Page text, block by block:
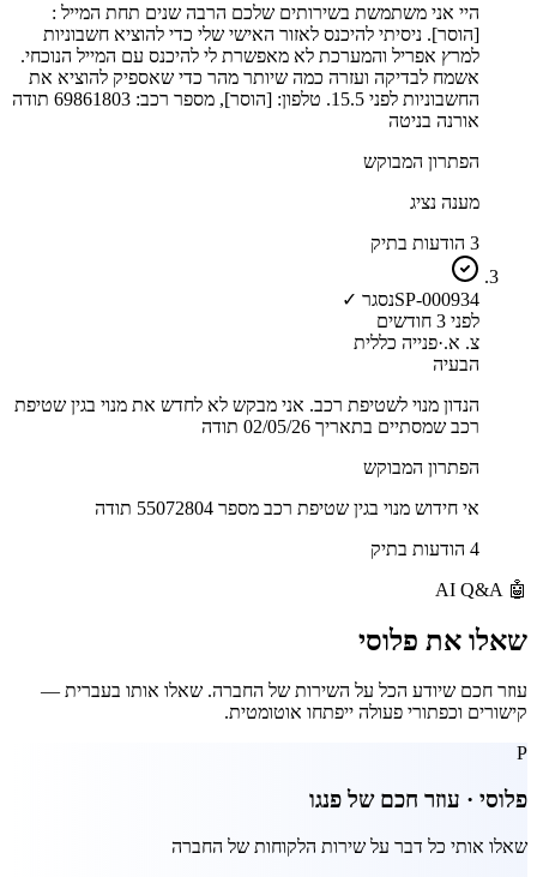
היי אני משתמשת בשירותים שלכם הרבה שנים תחת המייל :
[הוסר]. ניסיתי להיכנס לאזור האישי שלי כדי להוציא חשבוניות
למרץ אפריל והמערכת לא מאפשרת לי להיכנס עם המייל הנוכחי.
אשמח לבדיקה ועזרה כמה שיותר מהר כדי שאספיק להוציא את
החשבוניות לפני 15.5. טלפון: [הוסר], מספר רכב: 69861803 תודה
אורנה בניטה
הפתרון המבוקש
מענה נציג
3 הודעות בתיק
SP-000934נסגר ✓
לפני 3 חודשים
צ. א.·פנייה כללית
הבעיה
הנדון מנוי לשטיפת רכב. אני מבקש לא לחדש את מנוי בגין שטיפת
רכב שמסתיים בתאריך 02/05/26 תודה
הפתרון המבוקש
אי חידוש מנוי בגין שטיפת רכב מספר 55072804 תודה
4 הודעות בתיק
🤖
AI Q&A
שאלו את פלוסי
עוזר חכם שיודע הכל על השירות של החברה. שאלו אותו בעברית —
קישורים וכפתורי פעולה ייפתחו אוטומטית.
P
פלוסי · עוזר חכם של פנגו
שאלו אותי כל דבר על שירות הלקוחות של החברה